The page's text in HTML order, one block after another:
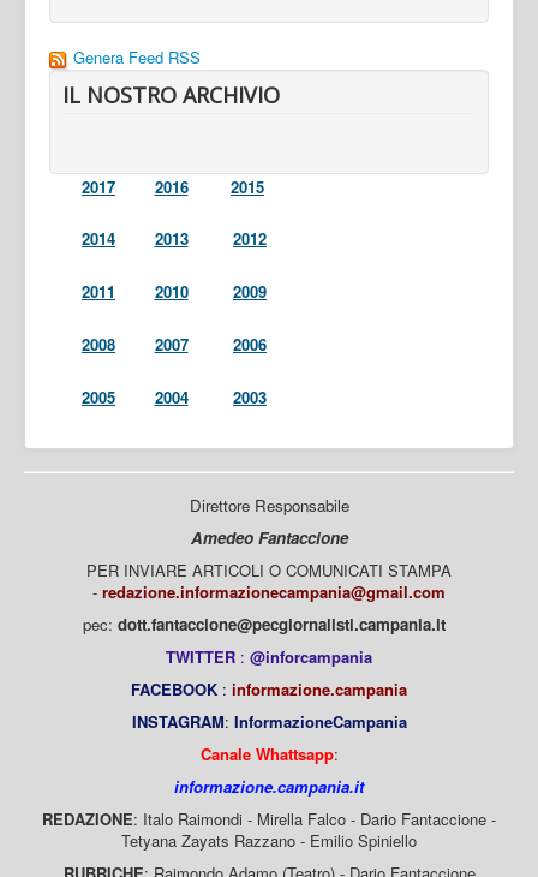
Genera Feed RSS
IL NOSTRO ARCHIVIO
2017 2016 2015
2014 2013 2012
2011 2010 2009
2008 2007 2006
2005 2004 2003
Direttore Responsabile
Amedeo Fantaccione
PER INVIARE ARTICOLI O COMUNICATI STAMPA
- redazione.informazionecampania@gmail.com
pec: dott.fantaccione@pecgiornalisti.campania.it
TWITTER : @inforcampania
FACEBOOK : informazione.campania
INSTAGRAM: InformazioneCampania
Canale Whattsapp:
informazione.campania.it
REDAZIONE: Italo Raimondi - Mirella Falco - Dario Fantaccione -
Tetyana Zayats Razzano - Emilio Spiniello
RUBRICHE: Raimondo Adamo (Teatro) - Dario Fantaccione